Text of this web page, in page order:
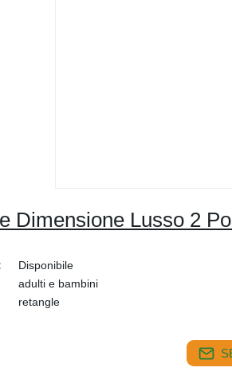
Dimensione Lusso 2
Disponibile
adulti e bambini
retangle